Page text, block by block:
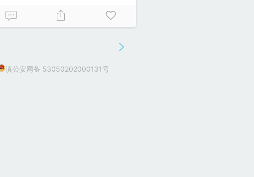
滇公安网备 53050202000131号